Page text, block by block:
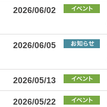
2026/06/02
2026/06/05
2026/05/13
2026/05/22